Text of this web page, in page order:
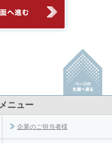
ニュー
企業のご担当者様